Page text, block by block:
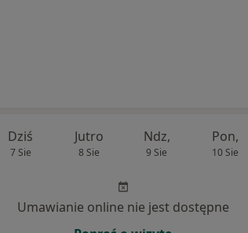
Dziś
7 Sie
Jutro
8 Sie
Ndz,
9 Sie
Pon,
10 Sie
Umawianie online nie jest dostępne